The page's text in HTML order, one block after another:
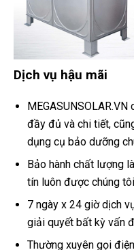
Dịch vụ hậu mãi
đầy đủ và chi tiết,
dụng cụ bảo dưỡng
Bảo hành chất lượng
tín luôn được chúng
7 ngày x 24 giờ dịch
giải quyết bất kỳ vấn
Thường xuyên gọi